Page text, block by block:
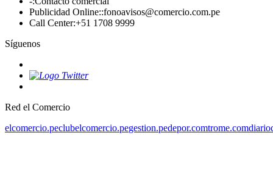
Publicidad Online::fonoavisos@comercio.com.pe
Call Center:+51 1708 9999
Síguenos
Red el Comercio
elcomercio.peclubelcomercio.pegestion.pedepor.comtrome.com